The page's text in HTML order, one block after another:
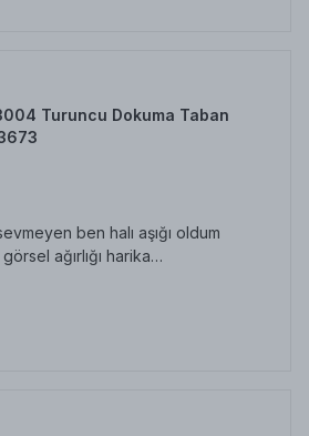
Turuncu Dokuma Taban
ben halı aşığı oldum
ağırlığı harika…